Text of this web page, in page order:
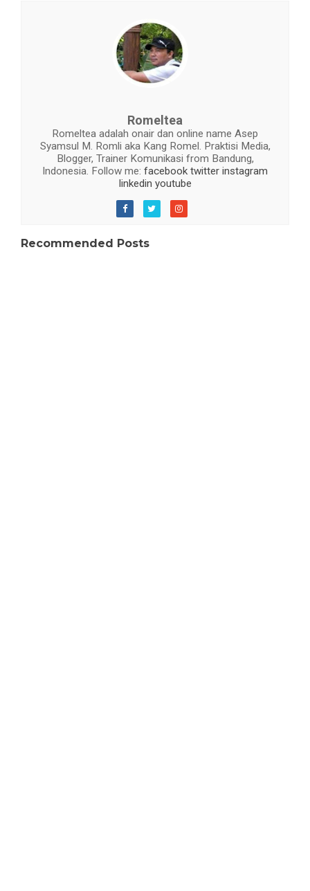
Romeltea
Romeltea adalah onair dan online name Asep
Syamsul M. Romli aka Kang Romel. Praktisi Media,
Blogger, Trainer Komunikasi from Bandung,
Indonesia. Follow me: facebook twitter instagram
linkedin youtube
Recommended Posts